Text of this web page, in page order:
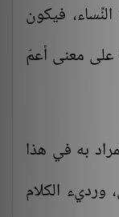
فيكون
على معنى أعمّ
به في هذا
الكلام